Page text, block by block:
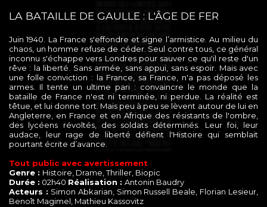
LA BATAILLE DE GAULLE : L'ÂGE DE FER
Juin 1940. La France s'effondre et signe l’armistice. Au milieu du
chaos, un homme refuse de céder. Seul contre tous, ce général
inconnu s'échappe vers Londres pour sauver ce qu'il reste d'un
rêve : la liberté. Sans armée, sans appui, sans espoir. Mais avec
une folle conviction : la France, sa France, n'a pas déposé les
armes. Il tente un ultime pari : convaincre le monde que la
bataille de France n'est ni terminée, ni perdue. La réalité est
têtue, et lui donne tort. Mais peu à peu se lèvent autour de lui en
Angleterre, en France et en Afrique des résistants de l'ombre,
des lycéens révoltés, des soldats déterminés. Leur foi, leur
audace, leur rage de liberté défient l'Histoire qui semblait
pourtant écrite d’avance.
Tout public avec avertissement
Genre : Histoire, Drame, Thriller, Biopic
Durée : 02h40 Réalisation : Antonin Baudry
Acteurs : Simon Abkarian, Simon Russell Beale, Florian Lesieur,
Benoît Magimel, Mathieu Kassovitz